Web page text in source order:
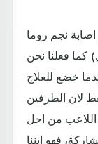
نجم روما
كما فعلنا نحن
خضع للعلاج
لان الطرفين
من اجل